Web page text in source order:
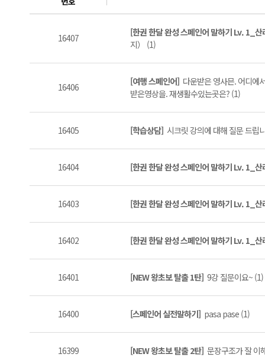
16407
[한권 한달 완성 스페인어 말하기 Lv. 1_
지） (1)
16406 [여행 스페인어] 다운받은 영사믄. 어디에
받은영상을. 재생활수있는곳은? (1)
16405 [학습상담] 시크릿 강의에 대해 질문 드립
16404 [한권 한달 완성 스페인어 말하기 Lv. 1_
16403 [한권 한달 완성 스페인어 말하기 Lv. 1_
16402 [한권 한달 완성 스페인어 말하기 Lv. 1_
16401 [NEW 왕초보 탈출 1탄] 9강 질문이요~ (1)
16400 [스페인어 실전말하기] pasa pase (1)
16399 [NEW 왕초보 탈출 2탄] 문장구조가 잘 이